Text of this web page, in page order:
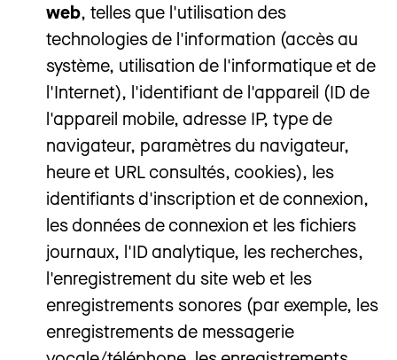
web, telles que l'utilisation des
technologies de l'information (accès au
système, utilisation de l'informatique et de
l'Internet), l'identifiant de l'appareil (ID de
l'appareil mobile, adresse IP, type de
navigateur, paramètres du navigateur,
heure et URL consultés, cookies), les
identifiants d'inscription et de connexion,
les données de connexion et les fichiers
journaux, l'ID analytique, les recherches,
l'enregistrement du site web et les
enregistrements sonores (par exemple, les
enregistrements de messagerie